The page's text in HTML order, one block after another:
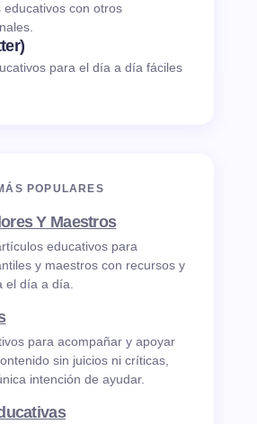
educativos con otros
para el día a día fáciles
POPULARES
Y Maestros
educativos para
y maestros con recursos y
el día a día.
para acompañar y apoyar
sin juicios ni críticas,
intención de ayudar.